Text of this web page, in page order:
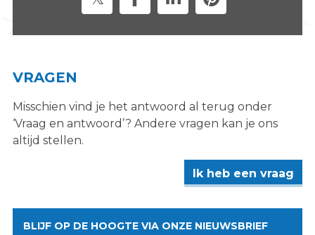
VRAGEN
Misschien vind je het antwoord al terug onder
‘Vraag en antwoord’? Andere vragen kan je ons
altijd stellen.
Ik heb een vraag
BLIJF OP DE HOOGTE VIA ONZE NIEUWSBRIEF